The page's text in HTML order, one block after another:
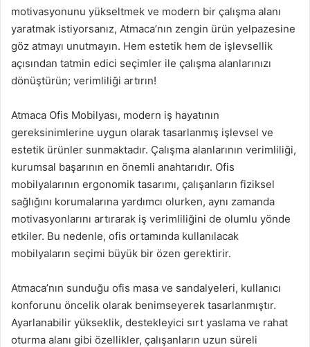
motivasyonunu yükseltmek ve modern bir çalışma alanı
yaratmak istiyorsanız, Atmaca’nın zengin ürün yelpazesine
göz atmayı unutmayın. Hem estetik hem de işlevsellik
açısından tatmin edici seçimler ile çalışma alanlarınızı
dönüştürün; verimliliği artırın!
Atmaca Ofis Mobilyası, modern iş hayatının
gereksinimlerine uygun olarak tasarlanmış işlevsel ve
estetik ürünler sunmaktadır. Çalışma alanlarının verimliliği,
kurumsal başarının en önemli anahtarıdır. Ofis
mobilyalarının ergonomik tasarımı, çalışanların fiziksel
sağlığını korumalarına yardımcı olurken, aynı zamanda
motivasyonlarını artırarak iş verimliliğini de olumlu yönde
etkiler. Bu nedenle, ofis ortamında kullanılacak
mobilyaların seçimi büyük bir özen gerektirir.
Atmaca’nın sunduğu ofis masa ve sandalyeleri, kullanıcı
konforunu öncelik olarak benimseyerek tasarlanmıştır.
Ayarlanabilir yükseklik, destekleyici sırt yaslama ve rahat
oturma alanı gibi özellikler, çalışanların uzun süreli